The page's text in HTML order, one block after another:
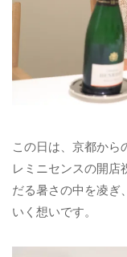
この日は、京都から
レミニセンスの開店
だる暑さの中を凌ぎ
いく想いです。